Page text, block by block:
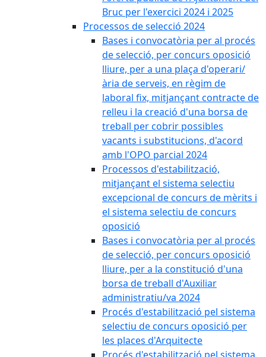
Bruc per l'exercici 2024 i 2025
Processos de selecció 2024
Bases i convocatòria per al procés
de selecció, per concurs oposició
lliure, per a una plaça d'operari/
ària de serveis, en règim de
laboral fix, mitjançant contracte de
relleu i la creació d'una borsa de
treball per cobrir possibles
vacants i substitucions, d'acord
amb l'OPO parcial 2024
Processos d'estabilització,
mitjançant el sistema selectiu
excepcional de concurs de mèrits i
el sistema selectiu de concurs
oposició
Bases i convocatòria per al procés
de selecció, per concurs oposició
lliure, per a la constitució d'una
borsa de treball d'Auxiliar
administratiu/va 2024
Procés d'estabilització pel sistema
selectiu de concurs oposició per
les places d'Arquitecte